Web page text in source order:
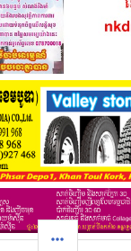
SIDEBAR